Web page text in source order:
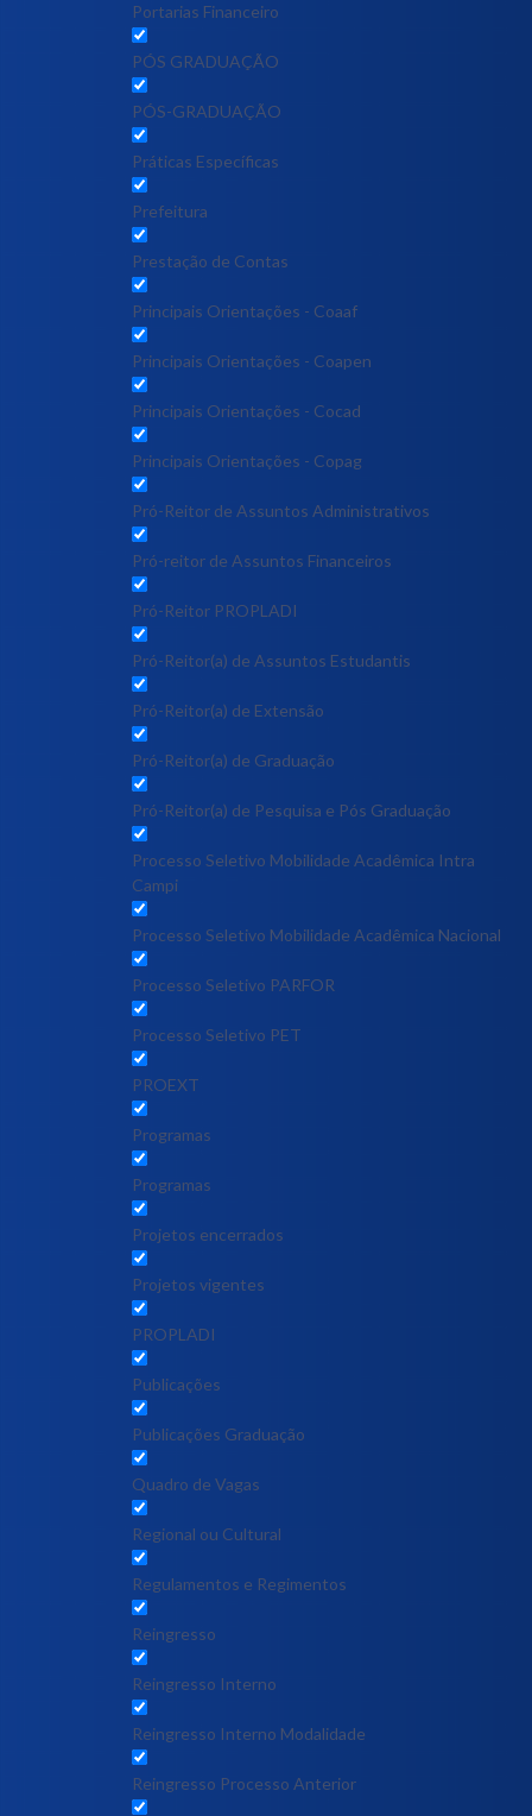
Portarias Financeiro
PÓS GRADUAÇÃO
PÓS-GRADUAÇÃO
Práticas Específicas
Prefeitura
Prestação de Contas
Principais Orientações - Coaaf
Principais Orientações - Coapen
Principais Orientações - Cocad
Principais Orientações - Copag
Pró-Reitor de Assuntos Administrativos
Pró-reitor de Assuntos Financeiros
Pró-Reitor PROPLADI
Pró-Reitor(a) de Assuntos Estudantis
Pró-Reitor(a) de Extensão
Pró-Reitor(a) de Graduação
Pró-Reitor(a) de Pesquisa e Pós Graduação
Processo Seletivo Mobilidade Acadêmica Intra
Campi
Processo Seletivo Mobilidade Acadêmica Nacional
Processo Seletivo PARFOR
Processo Seletivo PET
PROEXT
Programas
Programas
Projetos encerrados
Projetos vigentes
PROPLADI
Publicações
Publicações Graduação
Quadro de Vagas
Regional ou Cultural
Regulamentos e Regimentos
Reingresso
Reingresso Interno
Reingresso Interno Modalidade
Reingresso Processo Anterior